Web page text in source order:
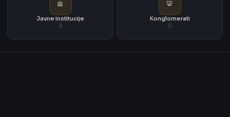
Javne institucije
3
Konglomerati
0